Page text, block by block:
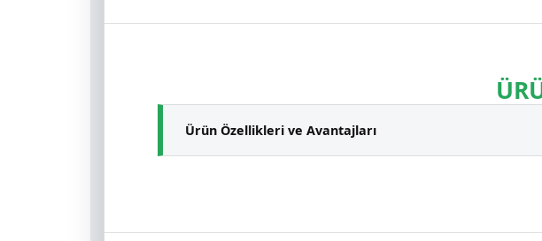
Ürün Özellikleri ve Avantajları
Alg ve yosun gibi mikroorganizmaların büyümesini yavaşlatır